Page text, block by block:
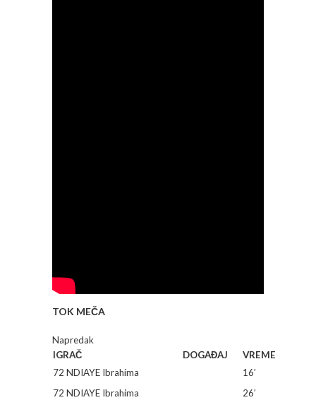
TOK MEČA
Napredak
IGRAČ
DOGAĐAJ
VREME
72 NDIAYE Ibrahima
16′
72 NDIAYE Ibrahima
26′